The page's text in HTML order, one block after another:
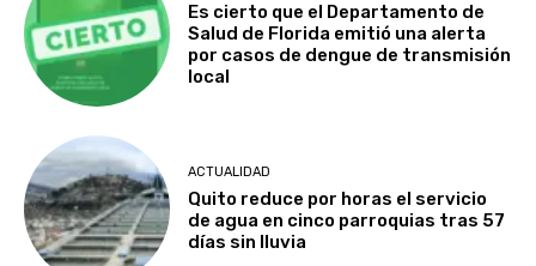
Es cierto que el Departamento de
Salud de Florida emitió una alerta
por casos de dengue de transmisión
local
ACTUALIDAD
Quito reduce por horas el servicio
de agua en cinco parroquias tras 57
días sin lluvia